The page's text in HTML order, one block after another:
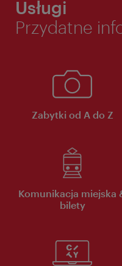
Usługi
Przydatne
Zabytki od A do Z
Komunikacja miejska
bilety